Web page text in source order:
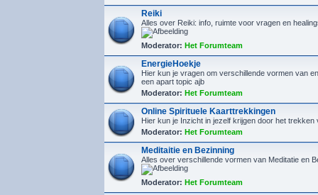
Reiki
Alles over Reiki: info, ruimte voor vragen en
Moderator: Het Forumteam
EnergieHoekje
Hier kun je vragen om verschillende vormen van
een apart topic ajb
Moderator: Het Forumteam
Online Spirituele Kaarttrekkingen
Hier kun je Inzicht in jezelf krijgen door het trekken
Moderator: Het Forumteam
Meditaitie en Bezinning
Alles over verschillende vormen van Meditatie en
Moderator: Het Forumteam